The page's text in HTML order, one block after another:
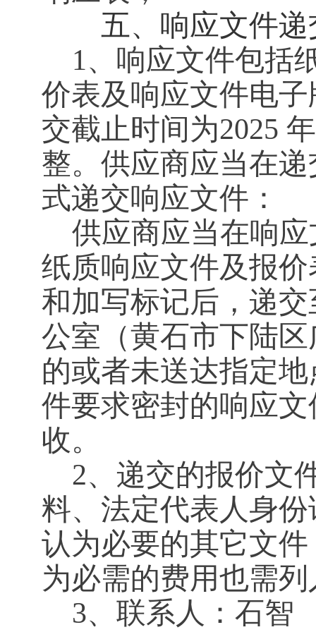
五、响应文件递
1、响应文件包括
价表及响应文件电
交截止时间为2025
整。供应商应当在
式递交响应文件：
供应商应当在响
纸质响应文件及报
和加写标记后，递
公室（黄石市下陆
的或者未送达指定
件要求密封的响应
收。
2、递交的报价文
料、法定代表人身
认为必要的其它文件
为必需的费用也需
3、联系人：石智